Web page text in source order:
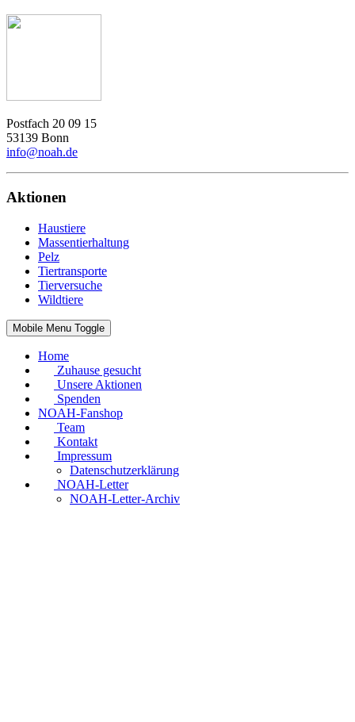
Postfach 20 09 15
53139 Bonn
info@noah.de
Aktionen
Haustiere
Massentierhaltung
Pelz
Tiertransporte
Tierversuche
Wildtiere
Mobile Menu Toggle
Home
Zuhause gesucht
Unsere Aktionen
Spenden
NOAH-Fanshop
Team
Kontakt
Impressum
Datenschutzerklärung
NOAH-Letter
NOAH-Letter-Archiv